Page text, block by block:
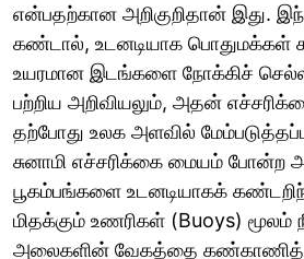
என்பதற்கான அறிகுறிதான் இது.
கண்டால், உடனடியாக பொதுமக்கள்
உயரமான இடங்களை நோக்கிச் செல்ல
பற்றிய அறிவியலும், அதன்
தற்போது உலக அளவில்
சுனாமி எச்சரிக்கை மையம் போன்ற
பூகம்பங்களை உடனடியாகக்
மிதக்கும் உணரிகள் (Buoys) மூலம்
அலைகளின் வேகத்தை